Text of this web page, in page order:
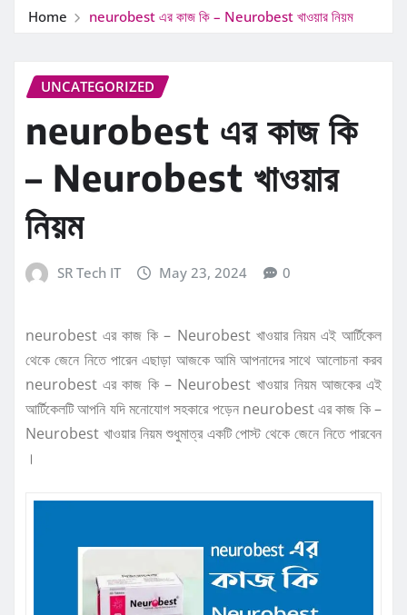
Home neurobest এর কাজ কি – Neurobest খাওয়ার নিয়ম
UNCATEGORIZED
neurobest এর কাজ কি
– Neurobest খাওয়ার
নিয়ম
SR Tech IT May 23, 2024 0
neurobest এর কাজ কি – Neurobest খাওয়ার নিয়ম এই আর্টিকেল
থেকে জেনে নিতে পারেন এছাড়া আজকে আমি আপনাদের সাথে আলোচনা করব
neurobest এর কাজ কি – Neurobest খাওয়ার নিয়ম আজকের এই
আর্টিকেলটি আপনি যদি মনোযোগ সহকারে পড়েন neurobest এর কাজ কি –
Neurobest খাওয়ার নিয়ম শুধুমাত্র একটি পোস্ট থেকে জেনে নিতে পারবেন
।